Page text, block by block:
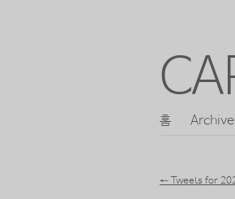
콘
홈 Archive
← Tweets for